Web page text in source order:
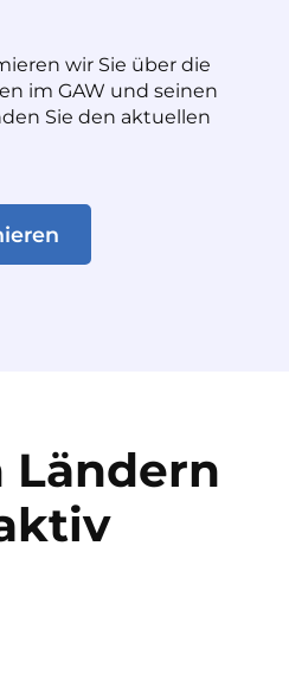
wir Sie über die
im GAW und seinen
Sie den aktuellen
Ländern